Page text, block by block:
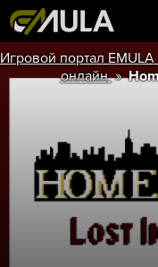
Игровой портал EMULA
онлайн »